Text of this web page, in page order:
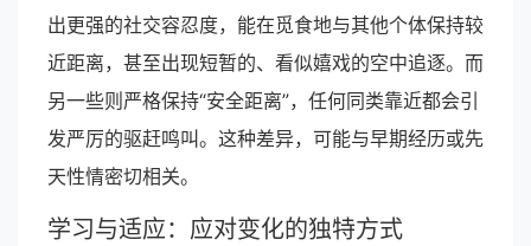
出更强的社交容忍度，能在觅食地与其他个体保持较
近距离，甚至出现短暂的、看似嬉戏的空中追逐。而
另一些则严格保持“安全距离”，任何同类靠近都会引
发严厉的驱赶鸣叫。这种差异，可能与早期经历或先
天性情密切相关。
学习与适应：应对变化的独特方式